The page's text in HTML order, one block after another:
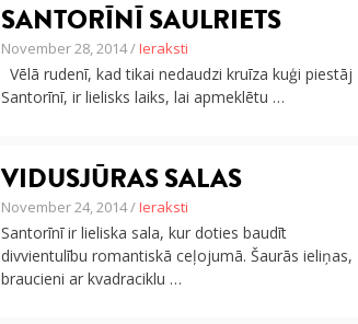
SANTORĪNĪ SAULRIETS
November 28, 2014 /Ieraksti
Vēlā rudenī, kad tikai nedaudzi kruīza kuģi piestāj
Santorīnī, ir lielisks laiks, lai apmeklētu …
VIDUSJŪRAS SALAS
November 24, 2014 /Ieraksti
Santorīnī ir lieliska sala, kur doties baudīt
divvientulību romantiskā ceļojumā. Šaurās ieliņas,
braucieni ar kvadraciklu …